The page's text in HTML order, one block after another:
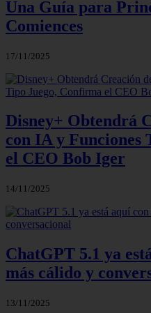
Una Guía para
Comiences
17/11/2025
Disney+ Obtendrá
con IA y Funciones
el CEO Bob Iger
14/11/2025
ChatGPT 5.1 ya
más cálido y
13/11/2025